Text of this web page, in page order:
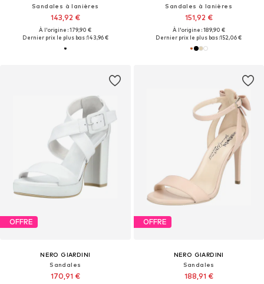
Sandales à lanières
143,92 €
À l'origine : 179,90 €
Dernier prix le plus bas :143,96 €
Sandales à lanières
151,92 €
À l'origine : 189,90 €
Dernier prix le plus bas :152,06 €
OFFRE
NERO GIARDINI
Sandales
170,91 €
OFFRE
NERO GIARDINI
Sandales
188,91 €